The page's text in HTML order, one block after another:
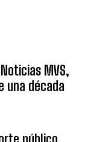
MVS,
una década